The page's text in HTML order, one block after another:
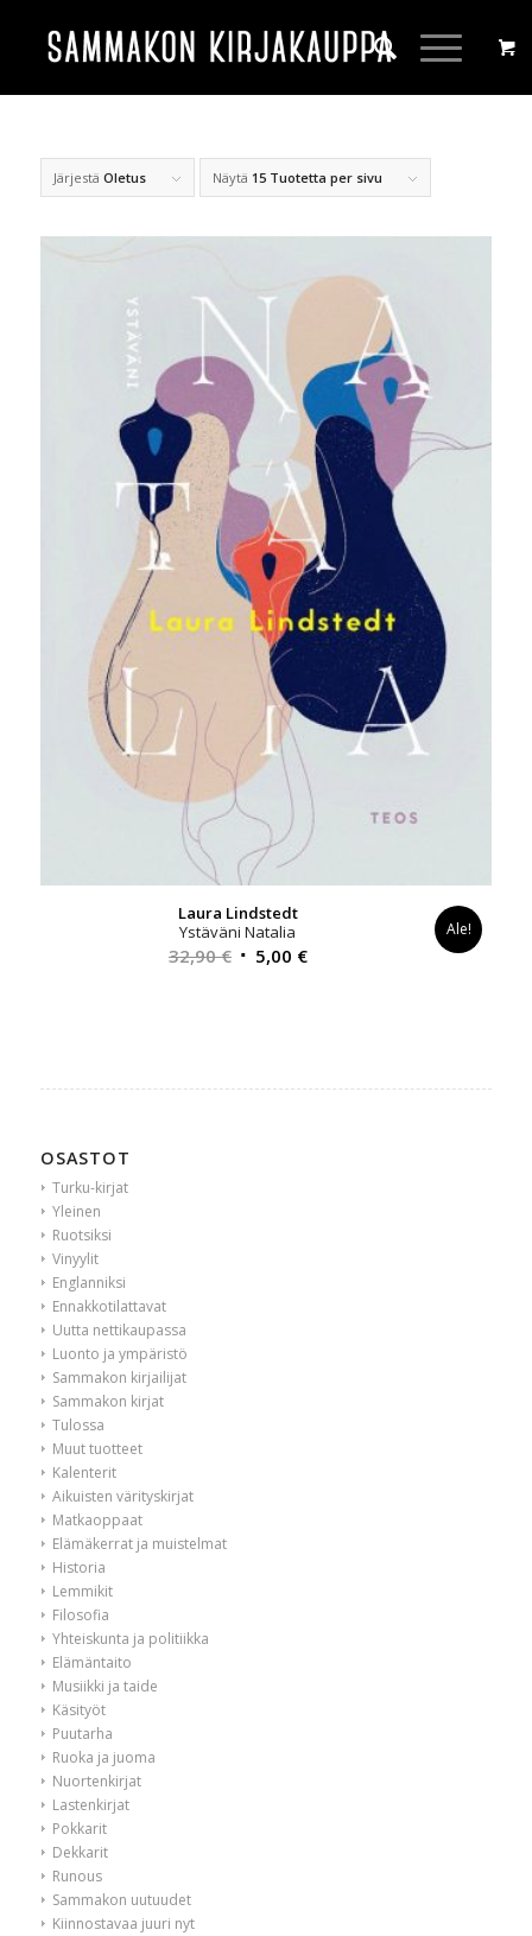
Järjestä Oletus Näytä 15 Tuotetta per sivu
Laura Lindstedt
Ystäväni Natalia
32,90€ Alkuperäinen
5,00 €Nykyinen
Ale!
OSASTOT
Turku-kirjat
Yleinen
Ruotsiksi
Vinyylit
Englanniksi
Ennakkotilattavat
Uutta nettikaupassa
Luonto ja ympäristö
Sammakon kirjailijat
Sammakon kirjat
Tulossa
Muut tuotteet
Kalenterit
Aikuisten värityskirjat
Matkaoppaat
Elämäkerrat ja muistelmat
Historia
Lemmikit
Filosofia
Yhteiskunta ja politiikka
Elämäntaito
Musiikki ja taide
Käsityöt
Puutarha
Ruoka ja juoma
Nuortenkirjat
Lastenkirjat
Pokkarit
Dekkarit
Runous
Sammakon uutuudet
Kiinnostavaa juuri nyt